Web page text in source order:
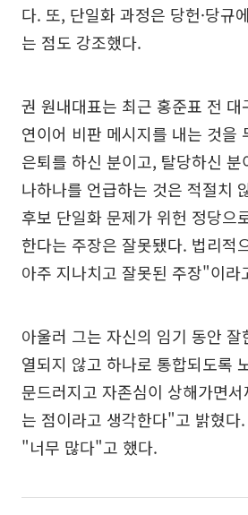
다. 또, 단일화 과정은 당헌·당규
는 점도 강조했다.
권 원내대표는 최근 홍준표 전 대
연이어 비판 메시지를 내는 것을
은퇴를 하신 분이고, 탈당하신
나하나를 언급하는 것은 적절치
후보 단일화 문제가 위헌 정당으
한다는 주장은 잘못됐다. 법리적
아주 지나치고 잘못된 주장"이라
아울러 그는 자신의 임기 동안
열되지 않고 하나로 통합되도록
문드러지고 자존심이 상해가면
는 점이라고 생각한다"고 밝혔다
"너무 많다"고 했다.